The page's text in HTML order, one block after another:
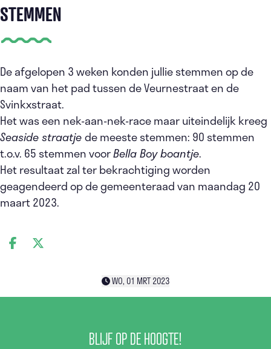
STEMMEN
De afgelopen 3 weken konden jullie stemmen op de
naam van het pad tussen de Veurnestraat en de
Svinkxstraat.
Het was een nek-aan-nek-race maar uiteindelijk kreeg
Seaside straatjede meeste stemmen: 90 stemmen
t.o.v. 65 stemmen voorBella Boy boantje.
Het resultaat zal ter bekrachtiging worden
geagendeerd op de gemeenteraad van maandag 20
maart 2023.
DEEL OP FACEBOOK
DEEL OP X
WO, 01 MRT 2023
BLIJF OP DE HOOGTE!